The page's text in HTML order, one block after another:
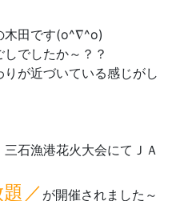
木田です(o^∇^o)
でしたか～？？
が近づいている感じがし
石漁港花火大会にてＪＡ
／ が開催されました～